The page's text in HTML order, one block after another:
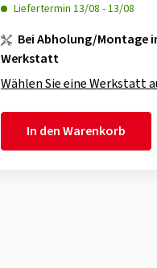
Liefertermin 13/08 -13/08
Bei Abholung/Montage
Werkstatt
Wählen Sie eine Werkstatt
In den Warenkorb